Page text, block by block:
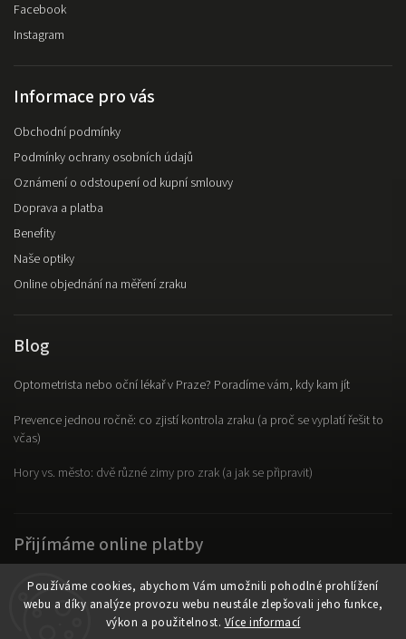
Používáme cookies, abychom Vám umožnili pohodlné prohlížení
webu a díky analýze provozu webu neustále zlepšovali jeho funkce,
výkon a použitelnost. Více informací
Facebook
Instagram
Informace pro vás
Obchodní podmínky
Podmínky ochrany osobních údajů
Oznámení o odstoupení od kupní smlouvy
Doprava a platba
Benefity
Naše optiky
Online objednání na měření zraku
Blog
Optometrista nebo oční lékař v Praze? Poradíme vám, kdy kam jít
Prevence jednou ročně: co zjistí kontrola zraku (a proč se vyplatí řešit to
včas)
Hory vs. město: dvě různé zimy pro zrak (a jak se připravit)
Přijímáme online platby